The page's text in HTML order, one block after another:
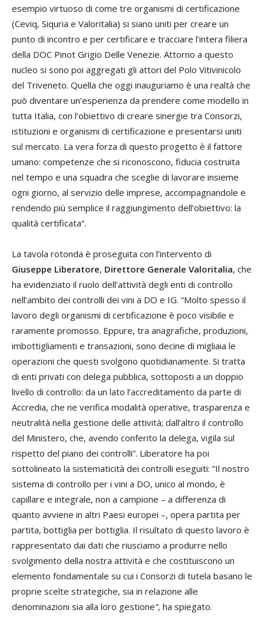
esempio virtuoso di come tre organismi di certificazione
(Ceviq, Siquria e Valoritalia) si siano uniti per creare un
punto di incontro e per certificare e tracciare l’intera filiera
della DOC Pinot Grigio Delle Venezie. Attorno a questo
nucleo si sono poi aggregati gli attori del Polo Vitivinicolo
del Triveneto. Quella che oggi inauguriamo è una realtà che
può diventare un’esperienza da prendere come modello in
tutta Italia, con l’obiettivo di creare sinergie tra Consorzi,
istituzioni e organismi di certificazione e presentarsi uniti
sul mercato. La vera forza di questo progetto è il fattore
umano: competenze che si riconoscono, fiducia costruita
nel tempo e una squadra che sceglie di lavorare insieme
ogni giorno, al servizio delle imprese, accompagnandole e
rendendo più semplice il raggiungimento dell’obiettivo: la
qualità certificata”.
La tavola rotonda è proseguita con l’intervento di
Giuseppe Liberatore, Direttore Generale Valoritalia, che
ha evidenziato il ruolo dell’attività degli enti di controllo
nell’ambito dei controlli dei vini a DO e IG. “Molto spesso il
lavoro degli organismi di certificazione è poco visibile e
raramente promosso. Eppure, tra anagrafiche, produzioni,
imbottigliamenti e transazioni, sono decine di migliaia le
operazioni che questi svolgono quotidianamente. Si tratta
di enti privati con delega pubblica, sottoposti a un doppio
livello di controllo: da un lato l’accreditamento da parte di
Accredia, che ne verifica modalità operative, trasparenza e
neutralità nella gestione delle attività; dall’altro il controllo
del Ministero, che, avendo conferito la delega, vigila sul
rispetto del piano dei controlli”. Liberatore ha poi
sottolineato la sistematicità dei controlli eseguiti: “Il nostro
sistema di controllo per i vini a DO, unico al mondo, è
capillare e integrale, non a campione – a differenza di
quanto avviene in altri Paesi europei –, opera partita per
partita, bottiglia per bottiglia. Il risultato di questo lavoro è
rappresentato dai dati che riusciamo a produrre nello
svolgimento della nostra attività e che costituiscono un
elemento fondamentale su cui i Consorzi di tutela basano le
proprie scelte strategiche, sia in relazione alle
denominazioni sia alla loro gestione”, ha spiegato.